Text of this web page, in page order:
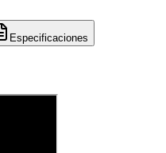
Especificaciones